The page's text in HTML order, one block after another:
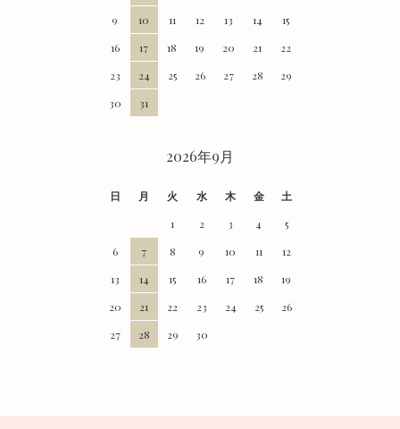
9
10 11 12 13 14
15
16
17 18 19 20 21
22
23
24 25 26 27 28
29
30
31
2026年9月
日 月 火 水 木 金
土
1
2 3 4
5
6
7 8 9 10 11
12
13
14 15 16 17 18
19
20
21 22 23 24 25
26
27
28 29 30